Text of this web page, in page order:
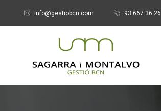
info@gestiobcn.com 93 667 36 26